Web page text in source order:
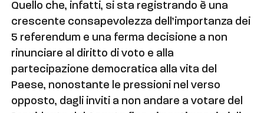
Quello che, infatti, si sta registrando è una
crescente consapevolezza dell’importanza dei
5 referendum e una ferma decisione a non
rinunciare al diritto di voto e alla
partecipazione democratica alla vita del
Paese, nonostante le pressioni nel verso
opposto, dagli inviti a non andare a votare del